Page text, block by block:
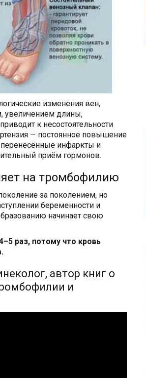
изменения вен,
длины,
к несостоятельности
— постоянное повышение
инфаркты и
приём гормонов.
на тромбофилию
за поколением, но
беременности и
начинает свою
раз, потому что кровь
автор книг о
и